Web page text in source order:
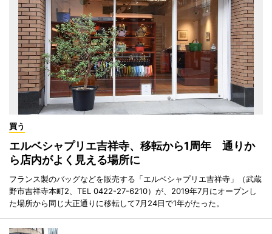
買う
エルベシャプリエ吉祥寺、移転から1周年 通りか
ら店内がよく見える場所に
フランス製のバッグなどを販売する「エルベシャプリエ吉祥寺」（武蔵
野市吉祥寺本町2、TEL 0422-27-6210）が、2019年7月にオープンし
た場所から同じ大正通りに移転して7月24日で1年がたった。